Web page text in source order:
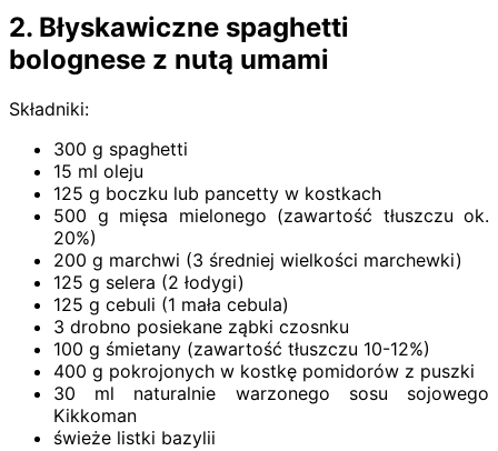
2. Błyskawiczne spaghetti
bolognese z nutą umami
Składniki:
300 g spaghetti
15 ml oleju
125 g boczku lub pancetty w kostkach
500 g mięsa mielonego (zawartość tłuszczu ok.
20%)
200 g marchwi (3 średniej wielkości marchewki)
125 g selera (2 łodygi)
125 g cebuli (1 mała cebula)
3 drobno posiekane ząbki czosnku
100 g śmietany (zawartość tłuszczu 10-12%)
400 g pokrojonych w kostkę pomidorów z puszki
30 ml naturalnie warzonego sosu sojowego
Kikkoman
świeże listki bazylii